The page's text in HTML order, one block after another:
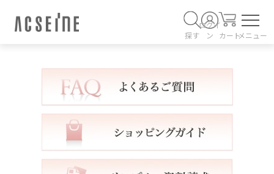
探す
ログイ
ン
カートメニュー